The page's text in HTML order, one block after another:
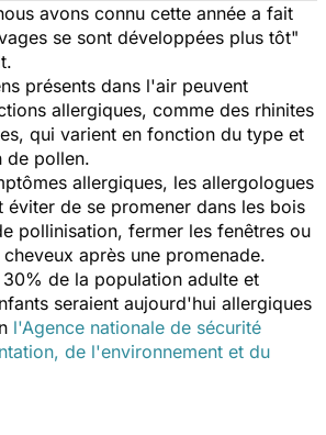
avons connu cette année a fait
se sont développées plus tôt"
présents dans l'air peuvent
allergiques, comme des rhinites
qui varient en fonction du type et
de pollen.
allergiques, les allergologues
de se promener dans les bois
pollinisation, fermer les fenêtres ou
après une promenade.
30% de la population adulte et
seraient aujourd'hui allergiques
l'Agence nationale de sécurité
de l'environnement et du